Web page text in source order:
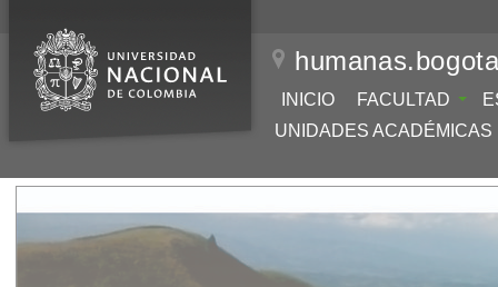
INICIO FACULTAD
UNIDADES ACADÉMICAS